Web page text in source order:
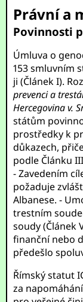
Právní a
Povinnosti
Úmluva o
153 smluvním
ji (Článek I).
prevenci a
Hercegovina v.
státům
prostředky k
důkazech,
podle Článku
- Zavedením
požaduje
Albanese. -
trestním
soudy (Článek
finanční nebo
předešlo
Římský statut
za